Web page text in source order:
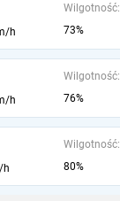
h
Wilgotność:
73%
h
Wilgotność:
76%
h
Wilgotność:
80%